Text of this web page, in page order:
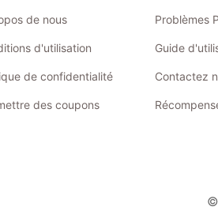
de nous
d'utilisation
de confidentialité
des coupons
Problèmes
Guide
Contactez
©